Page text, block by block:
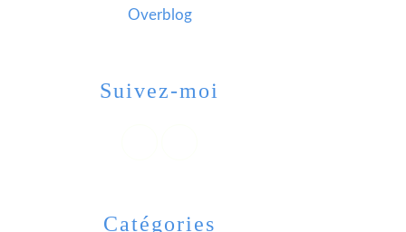
Catégories
Overblog
Suivez-moi